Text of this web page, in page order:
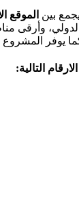
بين الموقع
الدولي، وأرقى
يوفر المشروع
التالية: